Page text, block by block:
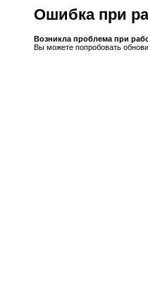
Ошибка при
Возникла проблема при
Вы можете попробовать